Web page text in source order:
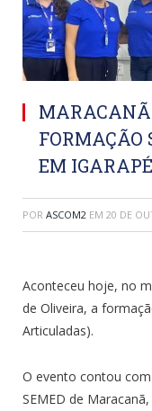
MARACANÃ
FORMAÇÃO
EM
POR ASCOM2 EM 20 DE
Aconteceu hoje, no
de Oliveira, a
Articuladas).
O evento contou
SEMED de